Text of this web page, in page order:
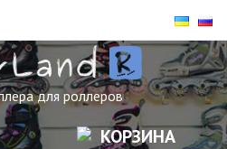
для роллеров
КОРЗИНА